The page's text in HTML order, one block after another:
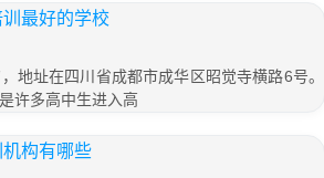
最好的学校
地址在四川省成都市成华区昭觉寺横路6号。
许多高中生进入高
构有哪些